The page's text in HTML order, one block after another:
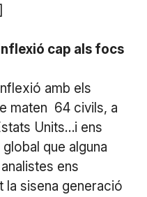
cap als focs
amb els
maten 64 civils, a
Units…i ens
que alguna
ens
la sisena generació